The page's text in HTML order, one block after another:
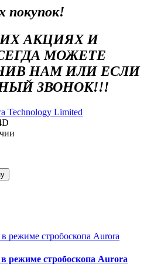
покупок!
АКЦИЯХ И
МОЖЕТЕ
НАМ ИЛИ ЕСЛИ
ЗВОНОК!!!
Technology Limited
режиме стробоскопа Aurora